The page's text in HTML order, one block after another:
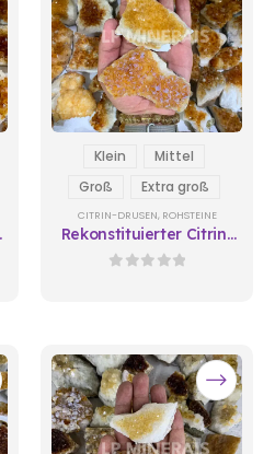
Klein
Mittel
Groß
Extra groß
CITRIN-DRUSEN, ROHSTEINE
Rekonstituierter Citrin-
Drusen 1